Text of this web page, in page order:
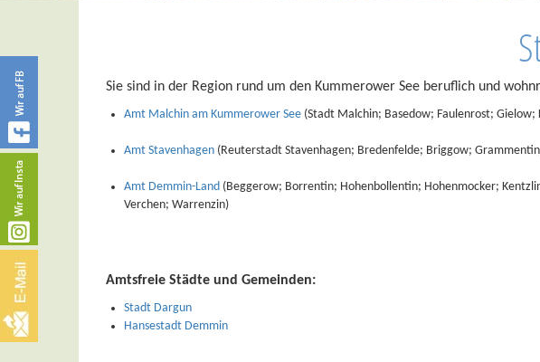
Sie sind in der Region rund um den Kummerower See beruflich und
Amt Malchin am Kummerower See (Stadt Malchin; Basedow; Faulenrost;
Amt Stavenhagen (Reuterstadt Stavenhagen; Bredenfelde; Briggow;
Amt Demmin-Land (Beggerow; Borrentin; Hohenbollentin; Hohenmocker;
Verchen; Warrenzin)
Amtsfreie Städte und Gemeinden:
Stadt Dargun
Hansestadt Demmin